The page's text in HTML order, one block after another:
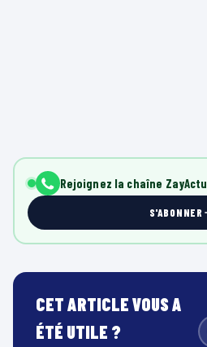
Rejoignez la chaîne ZayActu
S'ABONNER
CET ARTICLE VOUS A
ÉTÉ UTILE ?